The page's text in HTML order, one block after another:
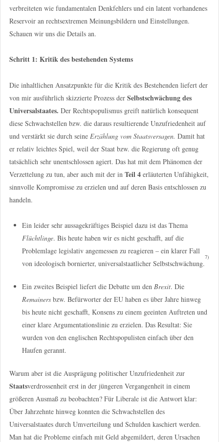
verbreiteten wie fundamentalen Denkfehlers und ein latent vorhandenes
Reservoir an rechtsextremen Meinungsbildern und Einstellungen.
Schauen wir uns die Details an.
Schritt 1: Kritik des bestehenden Systems
Die inhaltlichen Ansatzpunkte für die Kritik des Bestehenden liefert der
von mir ausführlich skizzierte Prozess der Selbstschwächung des
Universalstaates. Der Rechtspopulismus greift natürlich konsequent
diese Schwachstellen bzw. die daraus resultierende Unzufriedenheit auf
und verstärkt sie durch seine Erzählung vom Staatsversagen. Damit hat
er relativ leichtes Spiel, weil der Staat bzw. die Regierung oft genug
tatsächlich sehr unentschlossen agiert. Das hat mit dem Phänomen der
Verzettelung zu tun, aber auch mit der in Teil 4erläuterten Unfähigkeit,
sinnvolle Kompromisse zu erzielen und auf deren Basis entschlossen zu
handeln.
Ein leider sehr aussagekräftiges Beispiel dazu ist das Thema
Flüchtlinge. Bis heute haben wir es nicht geschafft, auf die
Problemlage legislativ angemessen zu reagieren – ein klarer Fall
von ideologisch bornierter, universalstaatlicher Selbstschwächung.
7)
Ein zweites Beispiel liefert die Debatte um den Brexit. Die
Remainersbzw. Befürworter der EU haben es über Jahre hinweg
bis heute nicht geschafft, Konsens zu einem geeinten Auftreten und
einer klare Argumentationslinie zu erzielen. Das Resultat: Sie
wurden von den englischen Rechtspopulisten einfach über den
Haufen gerannt.
Warum aber ist die Ausprägung politischer Unzufriedenheit zur
Staatsverdrossenheit erst in der jüngeren Vergangenheit in einem
größeren Ausmaß zu beobachten? Für Liberale ist die Antwort klar:
Über Jahrzehnte hinweg konnten die Schwachstellen des
Universalstaates durch Umverteilung und Schulden kaschiert werden.
Man hat die Probleme einfach mit Geld abgemildert, deren Ursachen